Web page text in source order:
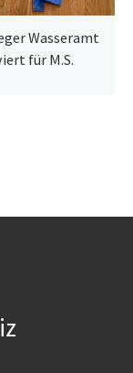
Wasseramt
für M.S.